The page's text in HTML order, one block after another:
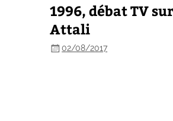
1996, débat TV
Attali
02/08/2017